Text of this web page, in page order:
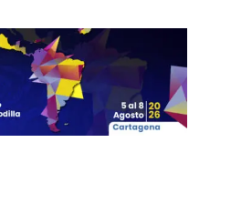
Segundos